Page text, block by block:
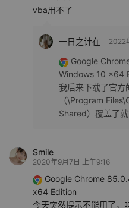
vba用不了
一日之计在 2022
Google
Windows 10 x64
我后来下载了官
（\Program
Shared）覆盖了
Smile
2020年9月7日 上午9:16
Google Chrome
x64 Edition
今天突然提示不能用了，